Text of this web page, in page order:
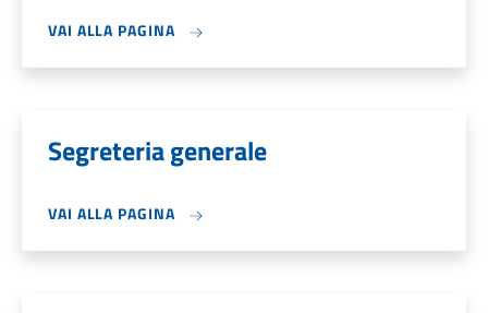
VAI ALLA PAGINA
Segreteria generale
VAI ALLA PAGINA